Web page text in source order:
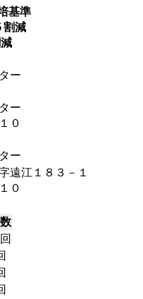
基準
割減
ー
ー
０
ー
遠江１８３－１
０